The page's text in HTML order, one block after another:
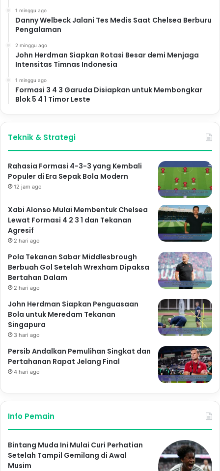
1 minggu ago
Danny Welbeck Jalani Tes Medis Saat Chelsea Berburu
Pengalaman
2 minggu ago
John Herdman Siapkan Rotasi Besar demi Menjaga
Intensitas Timnas Indonesia
1 minggu ago
Formasi 3 4 3 Garuda Disiapkan untuk Membongkar
Blok 5 4 1 Timor Leste
Teknik & Strategi
Rahasia Formasi 4-3-3 yang Kembali
Populer di Era Sepak Bola Modern
12 jam ago
Xabi Alonso Mulai Membentuk Chelsea
Lewat Formasi 4 2 3 1 dan Tekanan
Agresif
2 hari ago
Pola Tekanan Sabar Middlesbrough
Berbuah Gol Setelah Wrexham Dipaksa
Bertahan Dalam
2 hari ago
John Herdman Siapkan Penguasaan
Bola untuk Meredam Tekanan
Singapura
3 hari ago
Persib Andalkan Pemulihan Singkat dan
Pertahanan Rapat Jelang Final
4 hari ago
Info Pemain
Bintang Muda Ini Mulai Curi Perhatian
Setelah Tampil Gemilang di Awal
Musim